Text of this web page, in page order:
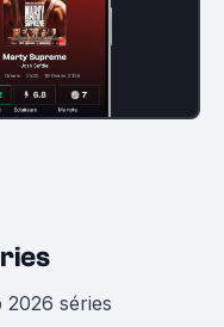
2026 séries